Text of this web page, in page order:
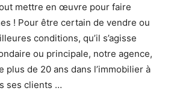
mettre en œuvre pour faire
! Pour être certain de vendre ou
conditions, qu’il s’agisse
ou principale, notre agence,
plus de 20 ans dans l’immobilier à
ses clients …